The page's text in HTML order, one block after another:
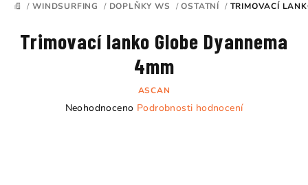
DOMŮ
/ WINDSURFING / DOPLŇKY WS / OSTATNÍ / TRIMOVACÍ
Trimovací lanko Globe Dyannema
4mm
ASCAN
Průměrné
Neohodnoceno Podrobnosti hodnocení